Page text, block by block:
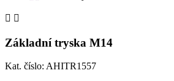
 
Základní tryska M14
Kat. číslo: AHITR1557